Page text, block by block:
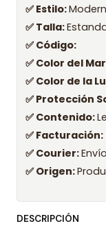
✅ Estilo:
✅ Talla:
✅ Código:
✅ Color del
✅ Color de la
✅ Protección
✅ Contenido:
✅ Facturación:
✅ Courier:
✅ Origen:
DESCRIPCIÓN